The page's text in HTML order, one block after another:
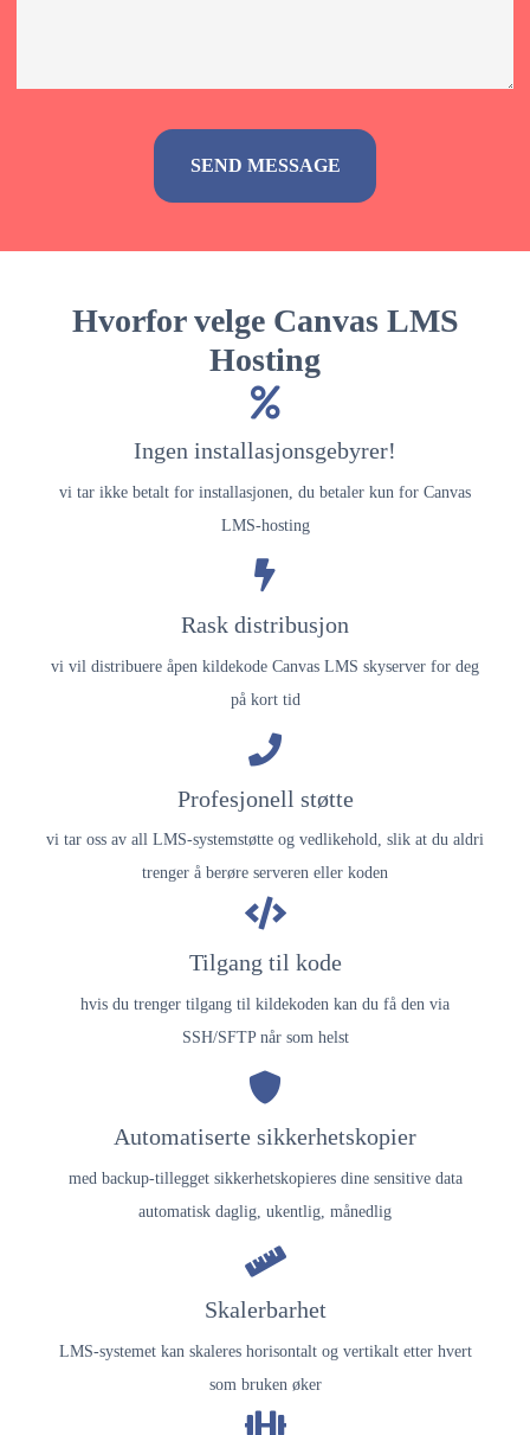
Hvorfor velge Canvas LMS
Hosting
Ingen installasjonsgebyrer!
vi tar ikke betalt for installasjonen, du betaler kun for Canvas
LMS-hosting
Rask distribusjon
vi vil distribuere åpen kildekode Canvas LMS skyserver for deg
på kort tid
Profesjonell støtte
vi tar oss av all LMS-systemstøtte og vedlikehold, slik at du aldri
trenger å berøre serveren eller koden
Tilgang til kode
hvis du trenger tilgang til kildekoden kan du få den via
SSH/SFTP når som helst
Automatiserte sikkerhetskopier
med backup-tillegget sikkerhetskopieres dine sensitive data
automatisk daglig, ukentlig, månedlig
Skalerbarhet
LMS-systemet kan skaleres horisontalt og vertikalt etter hvert
som bruken øker